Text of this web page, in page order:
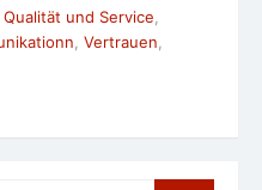
Qualität und Service
Vertrauen